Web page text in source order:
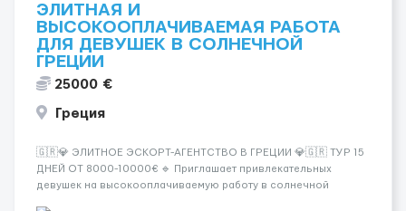
ЭЛИТНАЯ И
ВЫСОКООПЛАЧИВАЕМАЯ РАБОТА
ДЛЯ ДЕВУШЕК В СОЛНЕЧНОЙ
ГРЕЦИИ
25000 €
Греция
🇬🇷💎 ЭЛИТНОЕ ЭСКОРТ-АГЕНТСТВО В ГРЕЦИИ 💎🇬🇷 ТУР 15
ДНЕЙ ОТ 8000-10000€ 🔹 Приглашает привлекательных
девушек на высокооплачиваемую работу в солнечной